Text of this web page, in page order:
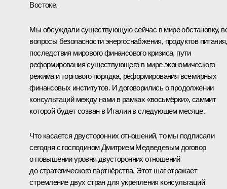
Востоке.
Мы обсуждали существующую сейчас в мире обстановку,
вопросы безопасности энергоснабжения, продуктов питания,
последствия мирового финансового кризиса, пути
реформирования существующего в мире экономического
режима и торгового порядка, реформирования всемирных
финансовых институтов. И договорились о продолжении
консультаций между нами в рамках «восьмёрки», саммит
которой будет созван в Италии в следующем месяце.
Что касается двусторонних отношений, то мы подписали
сегодня с господином Дмитрием Медведевым договор
о повышении уровня двусторонних отношений
до стратегического партнёрства. Этот шаг отражает
стремление двух стран для укрепления консультаций